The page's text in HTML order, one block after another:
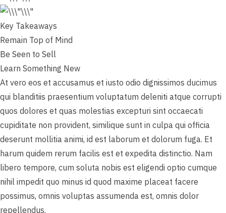
Key Takeaways
Remain Top of Mind
Be Seen to Sell
Learn Something New
At vero eos et accusamus et iusto odio dignissimos ducimus
qui blanditiis praesentium voluptatum deleniti atque corrupti
quos dolores et quas molestias excepturi sint occaecati
cupiditate non provident, similique sunt in culpa qui officia
deserunt mollitia animi, id est laborum et dolorum fuga. Et
harum quidem rerum facilis est et expedita distinctio. Nam
libero tempore, cum soluta nobis est eligendi optio cumque
nihil impedit quo minus id quod maxime placeat facere
possimus, omnis voluptas assumenda est, omnis dolor
repellendus.